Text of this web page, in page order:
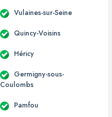
Vulaines-sur-Seine
Quincy-Voisins
Héricy
Germigny-sous-
Coulombs
Pamfou